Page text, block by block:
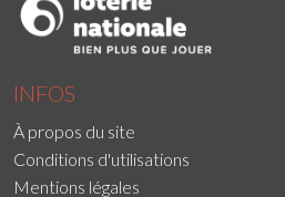
INFOS
À propos du site
Conditions d'utilisations
Mentions légales